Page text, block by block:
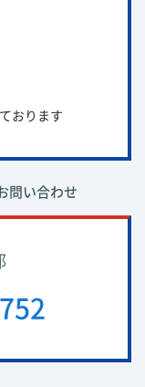
おります
問い合わせ